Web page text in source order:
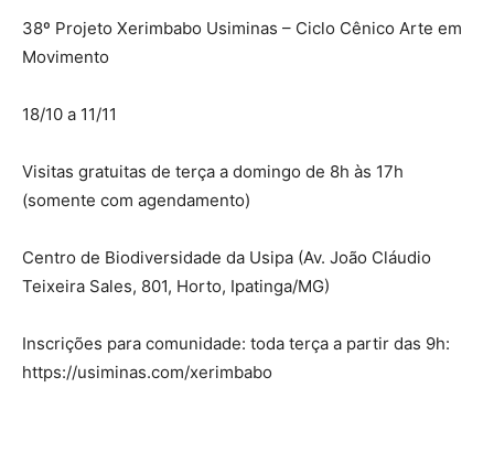
38º Projeto Xerimbabo Usiminas – Ciclo Cênico Arte em
Movimento
18/10 a 11/11
Visitas gratuitas de terça a domingo de 8h às 17h
(somente com agendamento)
Centro de Biodiversidade da Usipa (Av. João Cláudio
Teixeira Sales, 801, Horto, Ipatinga/MG)
Inscrições para comunidade: toda terça a partir das 9h:
https://usiminas.com/xerimbabo